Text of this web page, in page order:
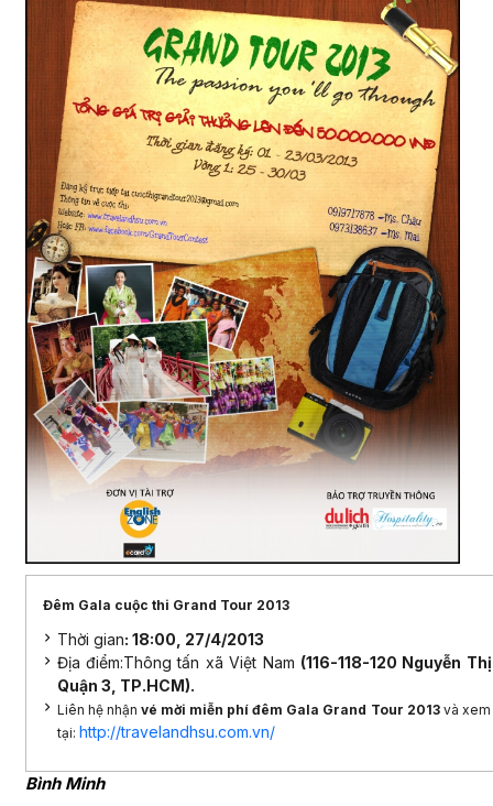
Đêm Gala cuộc thi Grand Tour 2013
Thời gian: 18:00, 27/4/2013
Địa điểm:Thông tấn xã Việt Nam (116-118-120 Nguyễn
Quận 3, TP.HCM).
Liên hệ nhận vé mời miễn phí đêm Gala Grand Tour 2013và xem
tại: http://travelandhsu.com.vn/
Bình Minh